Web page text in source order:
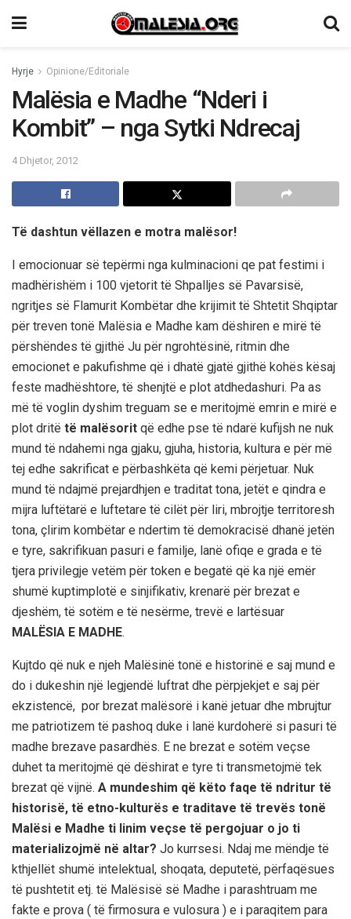
Hyrje Opinione/Editoriale
Malësia e Madhe “Nderi i
Kombit” – nga Sytki Ndrecaj
4 Dhjetor, 2012
Të dashtun vëllazen e motra malësor!
I emocionuar së tepërmi nga kulminacioni qe pat festimi i
madhërishëm i 100 vjetorit të Shpalljes së Pavarsisë,
ngritjes së Flamurit Kombëtar dhe krijimit të Shtetit Shqiptar
për treven tonë Malësia e Madhe kam dëshiren e mirë të
përshëndes të gjithë Ju për ngrohtësinë, ritmin dhe
emocionet e pakufishme që i dhatë gjatë gjithë kohës kësaj
feste madhështore, të shenjtë e plot atdhedashuri. Pa as
më të voglin dyshim treguam se e meritojmë emrin e mirë e
plot dritë të malësorit që edhe pse të ndarë kufijsh ne nuk
mund të ndahemi nga gjaku, gjuha, historia, kultura e për më
tej edhe sakrificat e përbashkëta që kemi përjetuar. Nuk
mund të ndajmë prejardhjen e traditat tona, jetët e qindra e
mijra luftëtarë e luftetare të cilët për liri, mbrojtje territoresh
tona, çlirim kombëtar e ndertim të demokracisë dhanë jetën
e tyre, sakrifikuan pasuri e familje, lanë ofiqe e grada e të
tjera privilegje vetëm për token e begatë që ka një emër
shumë kuptimplotë e sinjifikativ, krenarë për brezat e
djeshëm, të sotëm e të nesërme, trevë e lartësuar
MALËSIA E MADHE.
Kujtdo që nuk e njeh Malësinë tonë e historinë e saj mund e
do i dukeshin një legjendë luftrat dhe përpjekjet e saj për
ekzistencë, por brezat malësorë i kanë jetuar dhe mbrujtur
me patriotizem të pashoq duke i lanë kurdoherë si pasuri të
madhe brezave pasardhës. E ne brezat e sotëm veçse
duhet ta meritojmë që dëshirat e tyre ti transmetojmë tek
brezat që vijnë. A mundeshim që këto faqe të ndritur të
historisë, të etno-kulturës e traditave të trevës tonë
Malësi e Madhe ti linim veçse të pergojuar o jo ti
materializojmë në altar? Jo kurrsesi. Ndaj me mëndje të
kthjellët shumë intelektual, shoqata, deputetë, përfaqësues
të pushtetit etj. të Malësisë së Madhe i parashtruam me
fakte e prova ( të firmosura e vulosura ) e i paraqitem para